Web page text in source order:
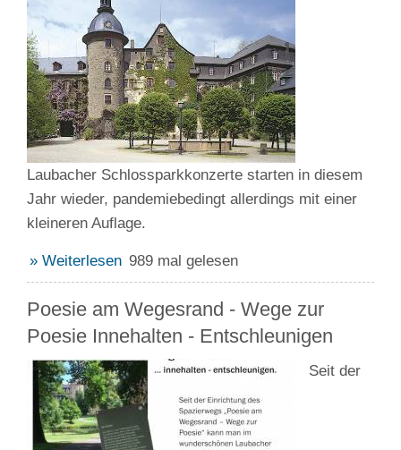
Laubacher Schlossparkkonzerte starten in diesem
Jahr wieder, pandemiebedingt allerdings mit einer
kleineren Auflage.
» Weiterlesen 989 mal gelesen
Poesie am Wegesrand - Wege zur
Poesie Innehalten - Entschleunigen
Seit der